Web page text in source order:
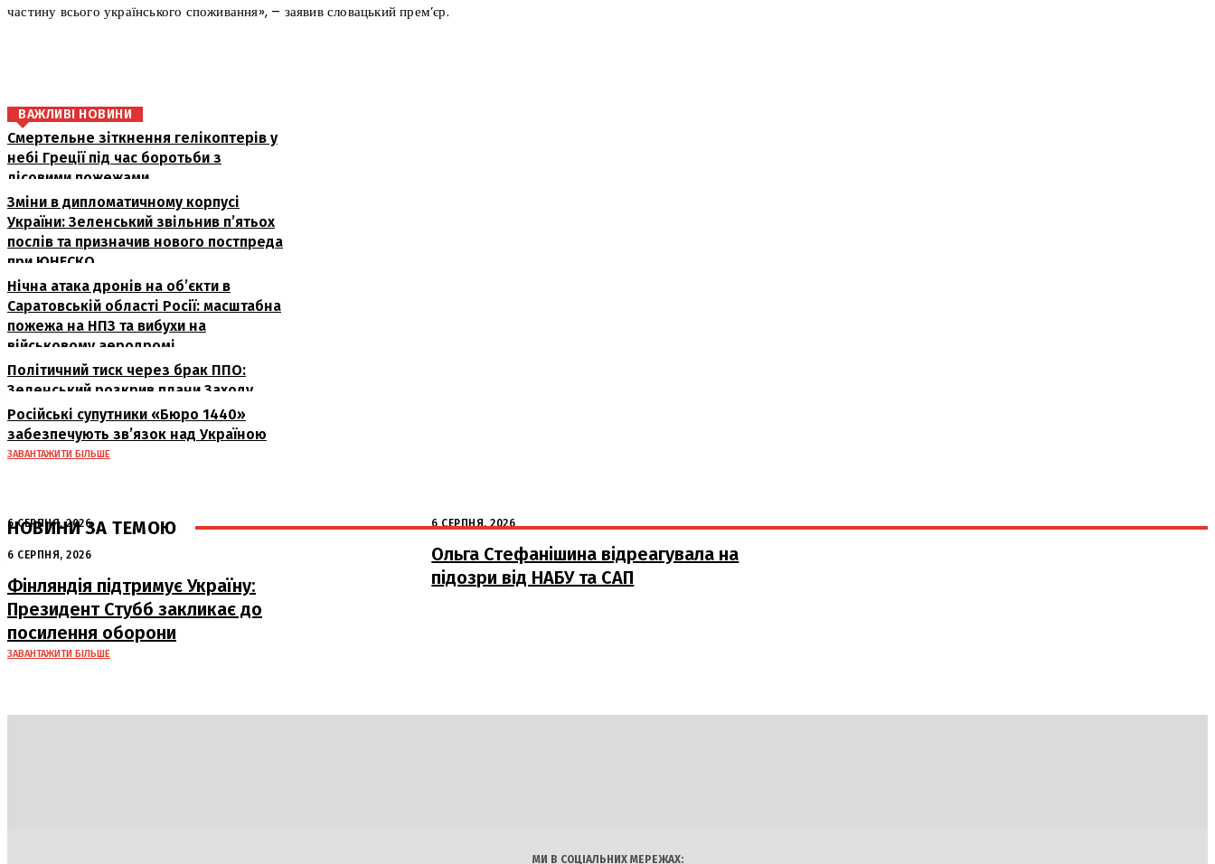
частину всього українського споживання», – заявив словацький прем’єр.
ВАЖЛИВІ НОВИНИ
Смертельне зіткнення гелікоптерів у
небі Греції під час боротьби з
лісовими пожежами
Зміни в дипломатичному корпусі
України: Зеленський звільнив п’ятьох
послів та призначив нового постпреда
при ЮНЕСКО
Нічна атака дронів на об’єкти в
Саратовській області Росії: масштабна
пожежа на НПЗ та вибухи на
військовому аеродромі
Політичний тиск через брак ППО:
Зеленський розкрив плани Заходу
Російські супутники «Бюро 1440»
забезпечують зв’язок над Україною
ЗАВАНТАЖИТИ БІЛЬШЕ
НОВИНИ ЗА ТЕМОЮ
6 СЕРПНЯ, 2026
Аномальна спека в Україні добігає
кінця: очікується похолодання
6 СЕРПНЯ, 2026
Ольга Стефанішина відреагувала на
підозри від НАБУ та САП
6 СЕРПНЯ, 2026
Фінляндія підтримує Україну:
Президент Стубб закликає до
посилення оборони
ЗАВАНТАЖИТИ БІЛЬШЕ
МИ В СОЦІАЛЬНИХ МЕРЕЖАХ: